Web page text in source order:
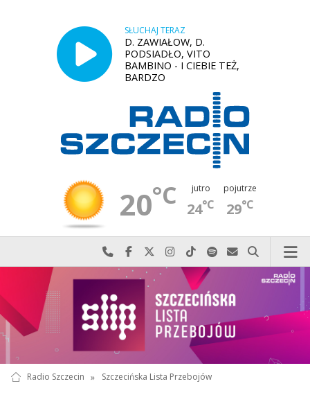
SŁUCHAJ TERAZ
D. ZAWIAŁOW, D.
PODSIADŁO, VITO
BAMBINO - I CIEBIE TEŻ,
BARDZO
20°C jutro
24°C
pojutrze
29°C
Najlepiej po prostu do nas zadzwoń
Odwiedź nas na Facebook-u
Odwiedź nas na X
Odwiedź nas na Instagram-ie
Odwiedź nas na TikTok-u
Szukaj nas na Spotify
Wyślij do nas
Szukaj
Radio Szczecin » Szczecińska Lista Przebojów